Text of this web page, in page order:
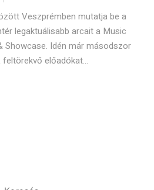
Veszprémben mutatja be a
legaktuálisabb arcait a Music
Showcase. Idén már másodszor
előadókat...